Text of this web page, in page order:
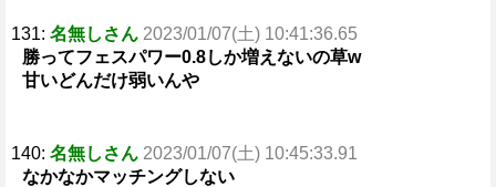
131: 名無しさん 2023/01/07(土) 10:41:36.65
勝ってフェスパワー0.8しか増えないの草w
甘いどんだけ弱いんや
140: 名無しさん 2023/01/07(土) 10:45:33.91
なかなかマッチングしない